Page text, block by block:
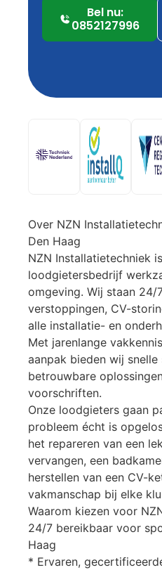
Bel nu:
0852127996
Over NZN
Den Haag
NZN Installatietechniek
loodgietersbedrijf
omgeving. Wij staan 24/
verstoppingen, CV-
alle installatie- en
Met jarenlange
aanpak bieden wij snelle
betrouwbare
voorschriften.
Onze loodgieters gaan
probleem écht is
het repareren van een
vervangen, een
herstellen van een CV-
vakmanschap bij elke
Waarom kiezen voor
24/7 bereikbaar voor
Haag
* Ervaren,